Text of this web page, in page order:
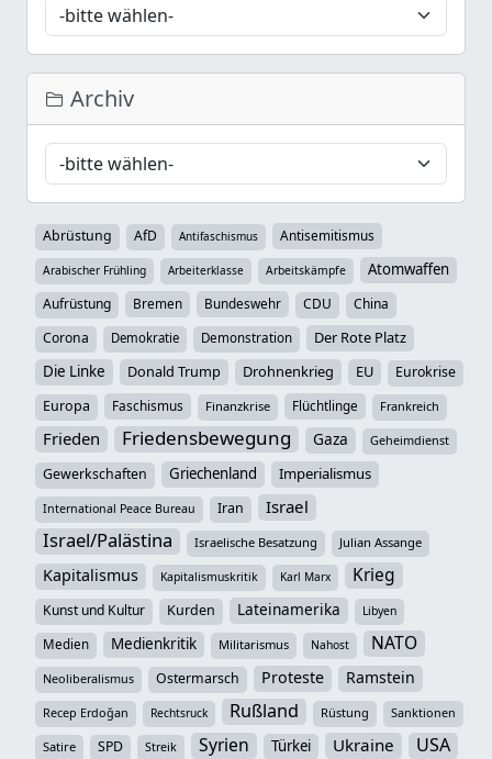
Archiv
Abrüstung AfD Antifaschismus Antisemitismus
Arabischer Frühling Arbeiterklasse Arbeitskämpfe Atomwaffen
Aufrüstung Bremen Bundeswehr CDU
China
Corona
Demokratie Demonstration
Der Rote Platz
Die Linke
Donald Trump Drohnenkrieg EU
Eurokrise
Europa
Faschismus Finanzkrise Flüchtlinge Frankreich
Frieden Friedensbewegung Gaza Geheimdienst
Gewerkschaften Griechenland Imperialismus
International Peace Bureau Iran Israel
Israel/Palästina Israelische Besatzung Julian Assange
Kapitalismus Kapitalismuskritik Karl Marx Krieg
Kunst und Kultur Kurden Lateinamerika Libyen
Medien Medienkritik Militarismus Nahost NATO
Neoliberalismus Ostermarsch Proteste Ramstein
Recep Erdoğan Rechtsruck Rußland Rüstung Sanktionen
Satire SPD Streik Syrien Türkei Ukraine USA